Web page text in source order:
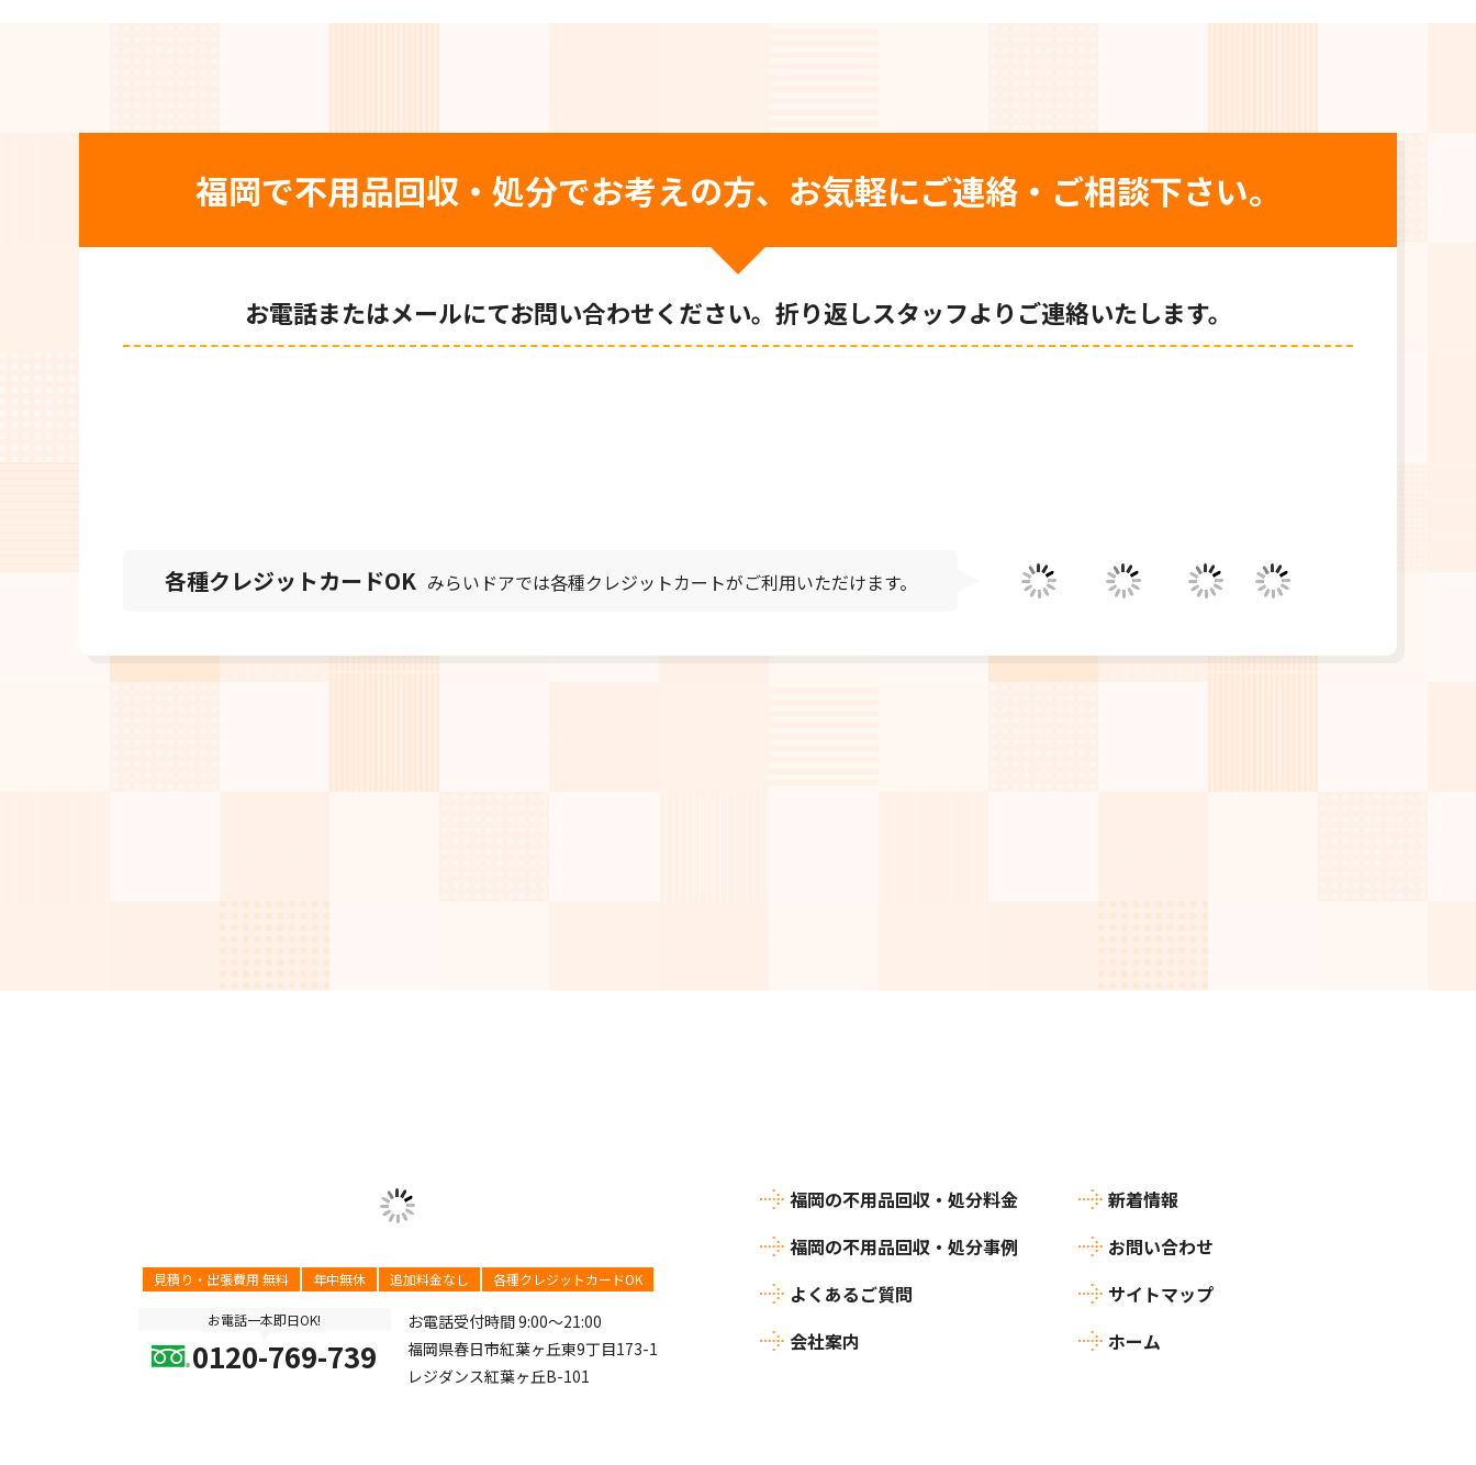
福岡で不用品回収・処分でお考えの方、お気軽にご連絡・ご相談下さい。
お電話またはメールにてお問い合わせください。折り返しスタッフよりご連絡いたします。
各種クレジットカードOK みらいドアでは各種クレジットカートがご利用いただけます。
見積り・出張費用 無料 年中無休 追加料金なし 各種クレジットカードOK
お電話一本即日OK!
0120-769-739
お電話受付時間 9:00～21:00
福岡県春日市紅葉ヶ丘東9丁目173-1
レジダンス紅葉ヶ丘B-101
福岡の不用品回収・処分料金
福岡の不用品回収・処分事例
よくあるご質問
会社案内
新着情報
お問い合わせ
サイトマップ
ホーム